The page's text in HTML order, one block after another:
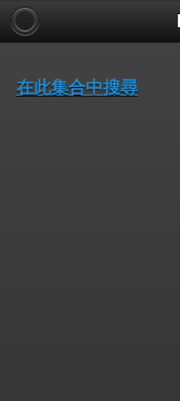
在此集合中搜尋